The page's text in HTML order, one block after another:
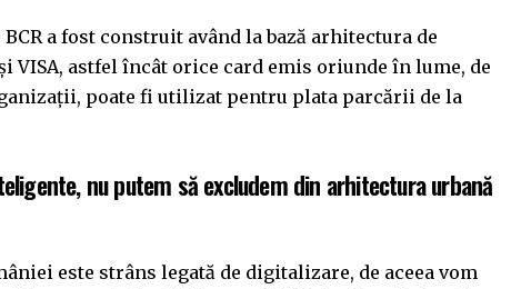
a fost construit având la bază arhitectura de
VISA, astfel încât orice card emis oriunde în lume, de
poate fi utilizat pentru plata parcării de la
nu putem să excludem din arhitectura urbană
este strâns legată de digitalizare, de aceea vom